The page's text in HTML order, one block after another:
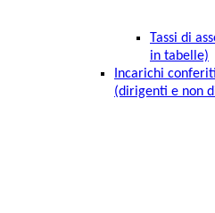
Tassi di
in tabelle)
Incarichi
(dirigenti e non